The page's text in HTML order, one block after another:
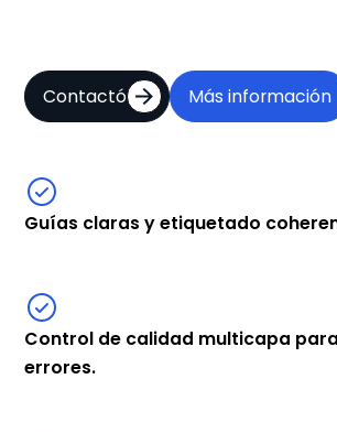
Contactó Más información
Guías claras y etiquetado
Control de calidad multicapa
errores.